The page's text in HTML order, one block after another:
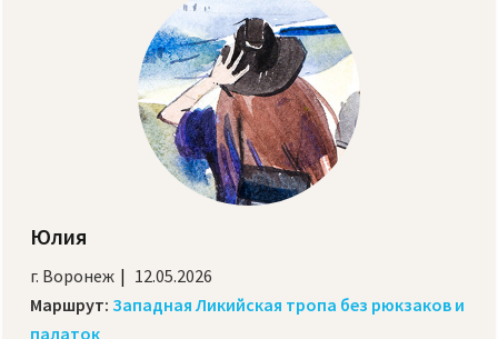
Юлия
г. Воронеж
12.05.2026
Маршрут: Западная Ликийская тропа без рюкзаков и
палаток